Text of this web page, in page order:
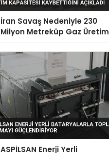
İran Savaş Nedeniyle 230
Milyon Metreküp Gaz Üretim
Kapasitesi Kaybettiğini
Açıkladı
ASPİLSAN Enerji Yerli